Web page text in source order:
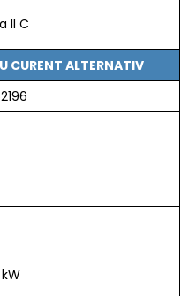
II C
CURENT ALTERNATIV